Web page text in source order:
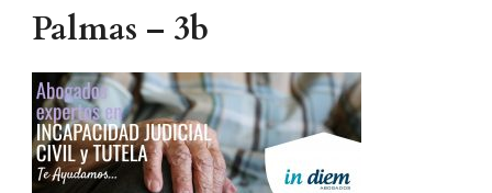
Palmas – 3b